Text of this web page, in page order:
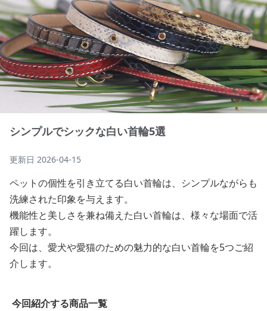
シンプルでシックな白い首輪5選
更新日 2026-04-15
ペットの個性を引き立てる白い首輪は、シンプルながらも
洗練された印象を与えます。
機能性と美しさを兼ね備えた白い首輪は、様々な場面で活
躍します。
今回は、愛犬や愛猫のための魅力的な白い首輪を5つご紹
介します。
今回紹介する商品一覧